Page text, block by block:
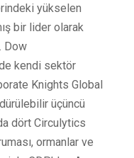
yükselen
bir lider olarak
Dow
kendi sektör
Knights Global
üçüncü
dört Circulytics
ormanlar ve